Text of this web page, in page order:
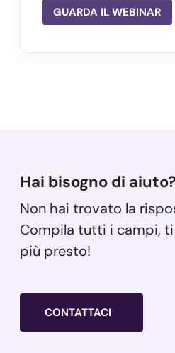
GUARDA IL WEBINAR
Hai bisogno di aiuto?
Non hai trovato la
Compila tutti i campi,
più presto!
CONTATTACI